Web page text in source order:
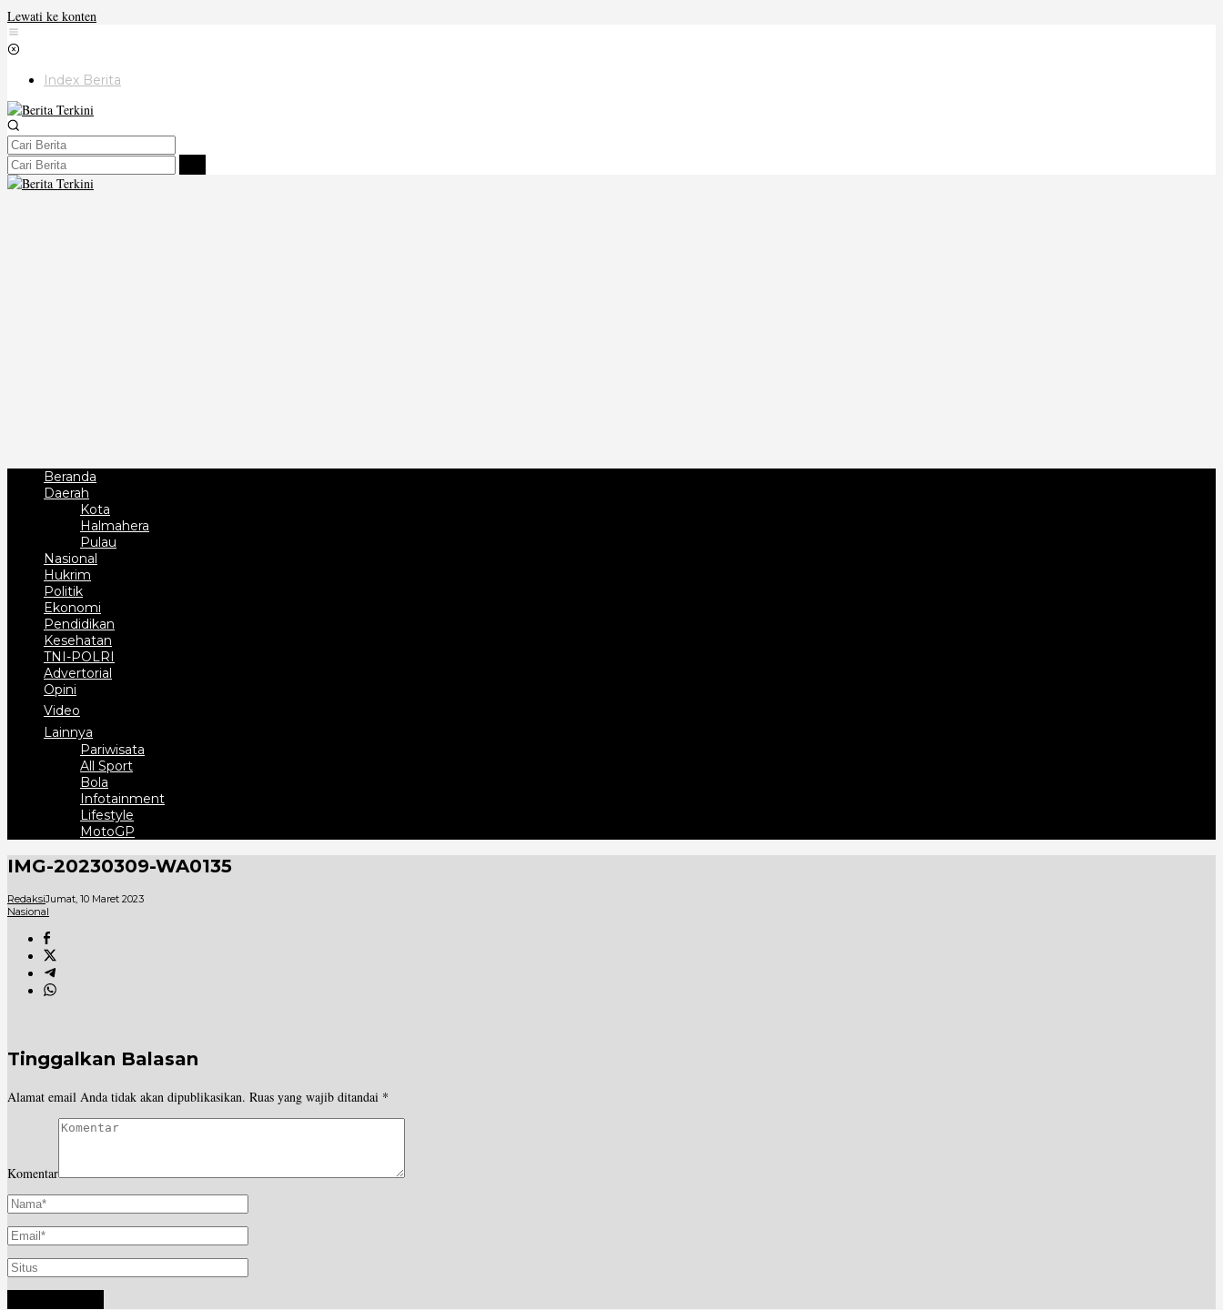
Lewati ke konten
Index Berita
Beranda
Daerah
Kota
Halmahera
Pulau
Nasional
Hukrim
Politik
Ekonomi
Pendidikan
Kesehatan
TNI-POLRI
Advertorial
Opini
Video
Lainnya
Pariwisata
All Sport
Bola
Infotainment
Lifestyle
MotoGP
IMG-20230309-WA0135
RedaksiJumat, 10 Maret 2023
Nasional
Tinggalkan Balasan
Alamat email Anda tidak akan dipublikasikan. Ruas yang wajib ditandai *
Komentar